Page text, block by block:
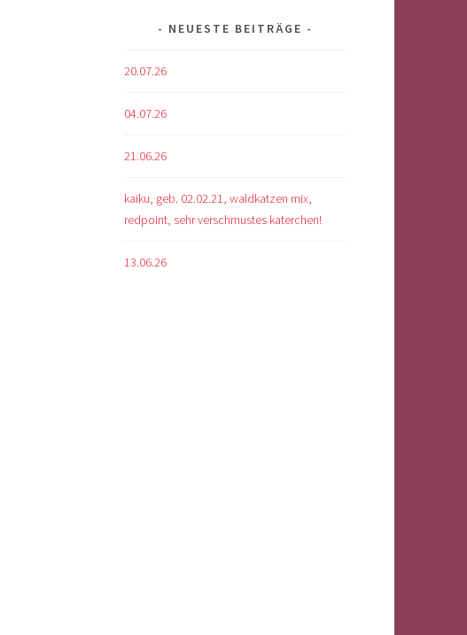
NEUESTE BEITRÄGE
20.07.26
04.07.26
21.06.26
kaiku, geb. 02.02.21, waldkatzen mix,
redpoint, sehr verschmustes katerchen!
13.06.26